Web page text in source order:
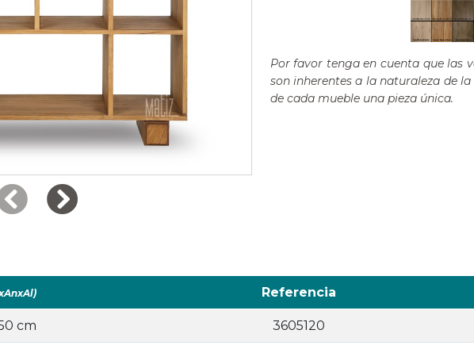
Por favor tenga en cuenta que las
son inherentes a la naturaleza de
de cada mueble una pieza única.
Referencia
cm 3605120